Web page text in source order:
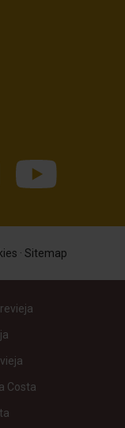
· Sitemap
Costa